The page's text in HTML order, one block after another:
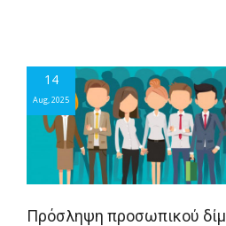
14
Aug, 2025
14
Aug, 2025
Πρόσληψη προσωπικού